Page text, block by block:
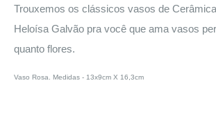
Trouxemos os clássicos vasos de
Heloísa Galvão pra você que ama vasos
quanto flores.
Vaso Rosa. Medidas - 13x9cm X 16,3cm